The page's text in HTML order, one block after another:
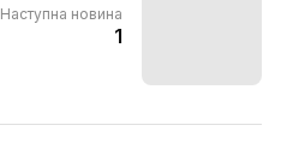
Наступна новина
1